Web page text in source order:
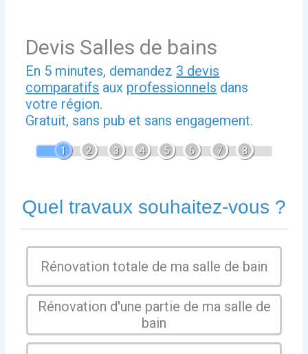
Devis Salles de bains
En 5 minutes, demandez 3 devis
comparatifs aux professionnels dans
votre région.
Gratuit, sans pub et sans engagement.
1 2 3 4 5 6 7 8
Quel travaux souhaitez-vous ?
Rénovation totale de ma salle de bain
Rénovation d'une partie de ma salle de
bain